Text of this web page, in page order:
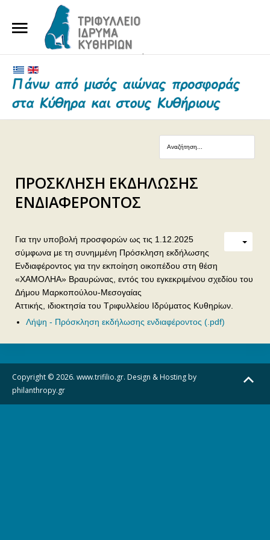
ΤΟ ΙΔΡΥΜΑ
ΕΥΕΡΓΕΤΕΣ ΚΑΙ ΔΩΡΗΤΕΣ
ΕΠΙΚΟΙΝΩΝΙΑ
ΠΡΟΣΚΛΗΣΗ ΕΚΔΗΛΩΣΗΣ
ΕΝΔΙΑΦΕΡΟΝΤΟΣ
Για την υποβολή προσφορών ως τις 1.12.2025
σύμφωνα με τη συνημμένη Πρόσκληση εκδήλωσης
Ενδιαφέροντος για την εκποίηση οικοπέδου στη θέση
«ΧΑΜΟΛΗΑ» Βραυρώνας, εντός του εγκεκριμένου σχεδίου του
Δήμου Μαρκοπούλου-Μεσογαίας
Αττικής, ιδιοκτησία του Τριφυλλείου Ιδρύματος Κυθηρίων.
Λήψη - Πρόσκληση εκδήλωσης ενδιαφέροντος (.pdf)
Copyright © 2026. www.trifilio.gr. Design & Hosting by
philanthropy.gr